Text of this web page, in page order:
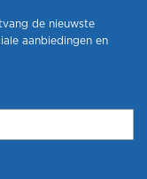
de nieuwste
aanbiedingen en